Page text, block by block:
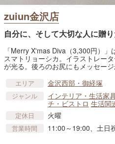
zuiun金沢店
自分に、そして大切な人に贈
「Merry X'mas Diva（3,300円）
スマトリョーシカ。イラストレー
が光る。後ろのお尻にもメッセー
エリア 金沢西部・御経塚
ジャンル インテリア・生活家
チ・ビストロ 生活関
定休日 火曜
営業時間 11:00～19:00、土日